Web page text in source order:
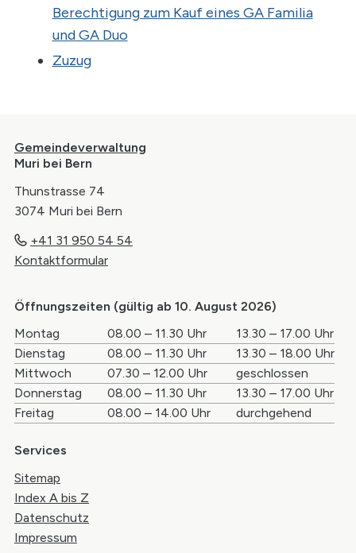
Berechtigung zum Kauf eines GA Familia
und GA Duo
Zuzug
Gemeindeverwaltung
Muri bei Bern
Thunstrasse 74
3074 Muri bei Bern
+41 31 950 54 54
Kontaktformular
Öffnungszeiten (gültig ab 10. August 2026)
Wochentag
Öffnungszeiten Vormittag
Montag 08.00 – 11.30 Uhr
13.30 – 17.00 Uhr
Dienstag
08.00 – 11.30 Uhr
13.30 – 18.00 Uhr
Mittwoch
07.30 – 12.00 Uhr
geschlossen
Donnerstag
08.00 – 11.30 Uhr
13.30 – 17.00 Uhr
Freitag
08.00 – 14.00 Uhr durchgehend
Services
Sitemap
Index A bis Z
Datenschutz
Impressum